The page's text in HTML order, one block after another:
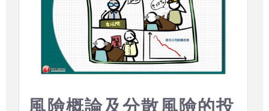
風險概論及分散風險的投